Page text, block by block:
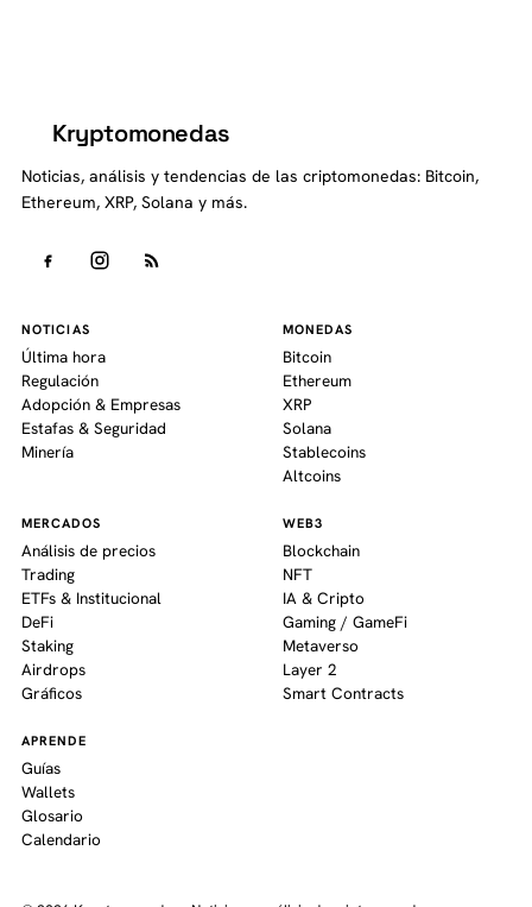
Kryptomonedas
Noticias, análisis y tendencias de las criptomonedas: Bitcoin,
Ethereum, XRP, Solana y más.
NOTICIAS
Última hora
Regulación
Adopción & Empresas
Estafas & Seguridad
Minería
MONEDAS
Bitcoin
Ethereum
XRP
Solana
Stablecoins
Altcoins
MERCADOS
Análisis de precios
Trading
ETFs & Institucional
DeFi
Staking
Airdrops
Gráficos
WEB3
Blockchain
NFT
IA & Cripto
Gaming / GameFi
Metaverso
Layer 2
Smart Contracts
APRENDE
Guías
Wallets
Glosario
Calendario